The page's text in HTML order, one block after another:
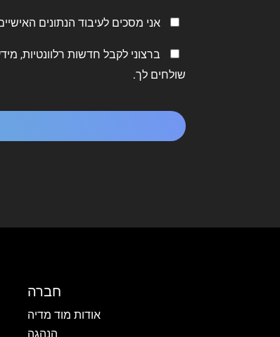
מדיניות
*
אני מסכים לעיבוד הנתונים
שמור
על
ברצוני לקבל חדשות רלוונטיות,
שולחים לך.
חברה
אודות מוד מדיה
הנהגה